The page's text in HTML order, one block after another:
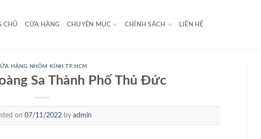
CHỦ CỬA HÀNG CHUYÊN MỤC CHÍNH SÁCH LIÊN HỆ
HÀNG NHÔM KÍNH TP.HCM
Sa Thành Phố Thủ Đức
on 07/11/2022 by admin